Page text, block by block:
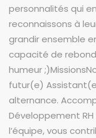
personnalités qui
reconnaissons à
grandir ensemble
capacité de
humeur
futur(e)
alternance.
Développement
l’équipe, vous